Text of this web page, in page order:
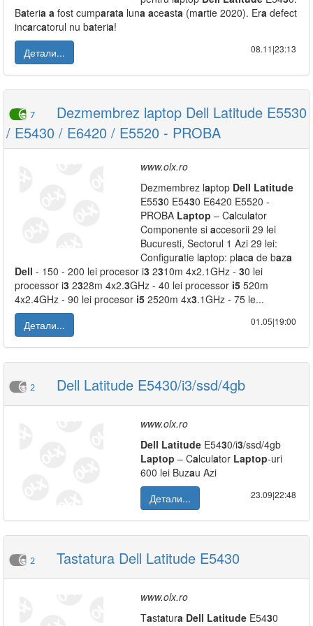
Bateria a fost cumparata luna aceasta (martie 2020). Era defect
incarcatorul nu bateria!
Детали...
08.11|23:13
7
Dezmembrez laptop Dell Latitude E5530
/ E5430 / E6420 / E5520 - PROBA
www.olx.ro
Dezmembrez laptop Dell Latitude
E5530 E5430 E6420 E5520 -
PROBA Laptop – Calculator
Componente si accesorii 29 lei
Bucuresti, Sectorul 1 Azi 29 lei:
Configuratie laptop: placa de baza
Dell - 150 - 200 lei procesor i3 2310m 4x2.1GHz - 30 lei
processor i3 2328m 4x2.3GHz - 40 lei processor i5 520m
4x2.4GHz - 90 lei procesor i5 2520m 4x3.1GHz - 75 le...
Детали...
01.05|19:00
2 Dell Latitude E5430/i3/ssd/4gb
www.olx.ro
Dell Latitude E5430/i3/ssd/4gb
Laptop – Calculator Laptop-uri
600 lei Buzau Azi
Детали...
23.09|22:48
2 Tastatura Dell Latitude E5430
www.olx.ro
Tastatura Dell Latitude E5430